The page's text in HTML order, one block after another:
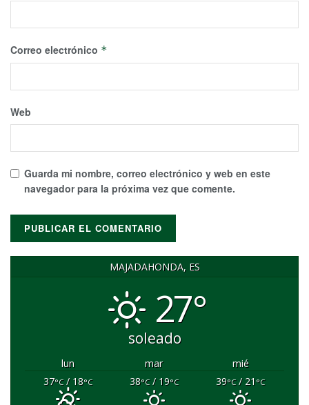
Correo electrónico *
Web
Guarda mi nombre, correo electrónico y web en este
navegador para la próxima vez que comente.
MAJADAHONDA, ES
27°
soleado
lun mar
mié
37°C/ 18°C 38°C/ 19°C 39°C/ 21 °C